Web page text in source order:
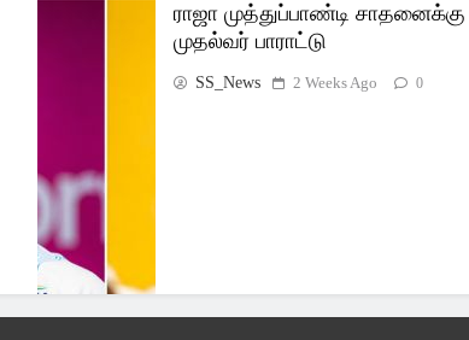
ராஜா முத்துப்பாண்டி சாதனைக்கு
முதல்வர் பாராட்டு
SS_News 2 Weeks Ago 0